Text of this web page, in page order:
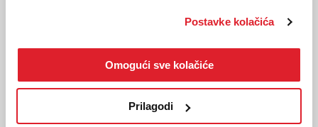
Postavke kolačića
Omogući sve kolačiće
Prilagodi
8.375 km
33.990,00 EUR